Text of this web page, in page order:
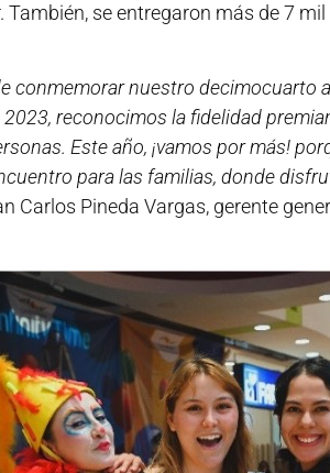
También, se entregaron más de 7
conmemorar nuestro decimocuarto
reconocimos la fidelidad
Este año, ¡vamos por más!
para las familias, donde
Carlos Pineda Vargas, gerente